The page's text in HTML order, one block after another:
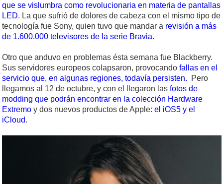
que se vislumbra como revolucionaria en materia de pantallas
LED. La que sufrió de dolores de cabeza con el mismo tipo de
tecnología fue Sony, quien tuvo que mandar a revisión a más
de 1.600.000 televisores de la serie Bravia.
Otro que anduvo en problemas ésta semana fue Blackberry.
Sus servidores europeos colapsaron, provocando fallas en el
servicio que, en algunas regiones, todavía persisten. Pero
llegamos al 12 de octubre, y con el llegaron las fotos de
modding que podrán encontrar en la colección Hardware
Extremo y dos nuevos productos de Apple: el iOS5 y el
iCloud.